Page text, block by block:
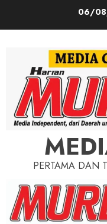
06/
PERTAMA DAN